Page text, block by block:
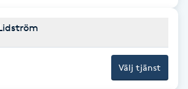
Välj tjänst